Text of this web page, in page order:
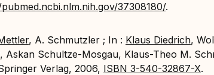
37308180/.
, A. Schmutzler ; In : Klaus Diedrich,
, Askan Schultze-Mosgau, Klaus-Theo M.
Verlag, 2006, ISBN 3-540-32867-X.